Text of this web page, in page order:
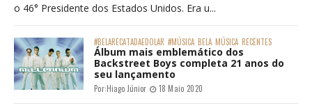
o 46° Presidente dos Estados Unidos. Era u...
#BELARECATADAEDOLAR #MÚSICA BELA MÚSICA RECENTES
Álbum mais emblemático dos
Backstreet Boys completa 21 anos do
seu lançamento
Por:Hiago Júnior 18 Maio 2020